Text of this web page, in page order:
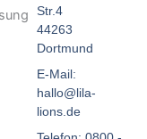
Str.4
44263
Dortmund
E-Mail:
hallo@lila-
lions.de